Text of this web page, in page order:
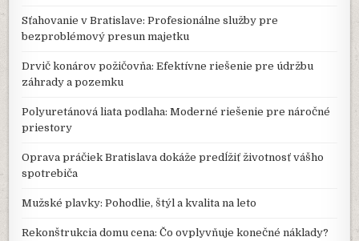
Sťahovanie v Bratislave: Profesionálne služby pre
bezproblémový presun majetku
Drvič konárov požičovňa: Efektívne riešenie pre údržbu
záhrady a pozemku
Polyuretánová liata podlaha: Moderné riešenie pre náročné
priestory
Oprava práčiek Bratislava dokáže predĺžiť životnosť vášho
spotrebiča
Mužské plavky: Pohodlie, štýl a kvalita na leto
Rekonštrukcia domu cena: Čo ovplyvňuje konečné náklady?